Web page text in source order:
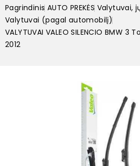
Pagrindinis AUTO PREKĖS Valytuvai,
Valytuvai (pagal automobilį)
VALYTUVAI VALEO SILENCIO BMW
2012